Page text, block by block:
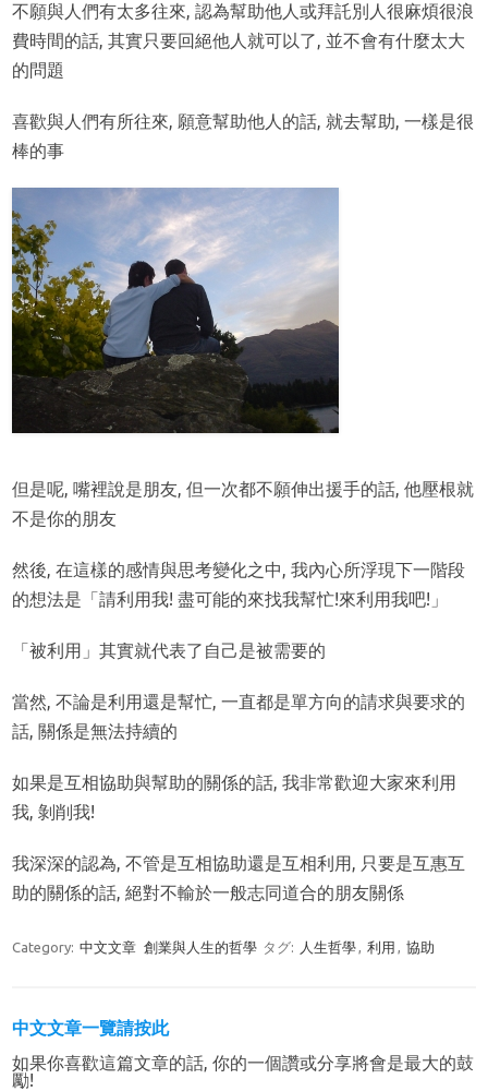
不願與人們有太多往來, 認為幫助他人或拜託別人很麻煩很浪
費時間的話, 其實只要回絕他人就可以了, 並不會有什麼太大
的問題
喜歡與人們有所往來, 願意幫助他人的話, 就去幫助, 一樣是很
棒的事
但是呢, 嘴裡說是朋友, 但一次都不願伸出援手的話, 他壓根就
不是你的朋友
然後, 在這樣的感情與思考變化之中, 我內心所浮現下一階段
的想法是「請利用我! 盡可能的來找我幫忙!來利用我吧!」
「被利用」其實就代表了自己是被需要的
當然, 不論是利用還是幫忙, 一直都是單方向的請求與要求的
話, 關係是無法持續的
如果是互相協助與幫助的關係的話, 我非常歡迎大家來利用
我, 剝削我!
我深深的認為, 不管是互相協助還是互相利用, 只要是互惠互
助的關係的話, 絕對不輸於一般志同道合的朋友關係
Category: 中文文章 創業與人生的哲學 タグ: 人生哲學, 利用 , 協助
中文文章一覽請按此
如果你喜歡這篇文章的話, 你的一個讚或分享將會是最大的鼓
勵!